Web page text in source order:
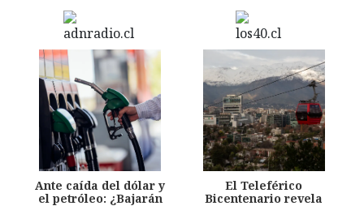
Ante caída del dólar y
el petróleo: ¿Bajarán
El Teleférico
Bicentenario revela